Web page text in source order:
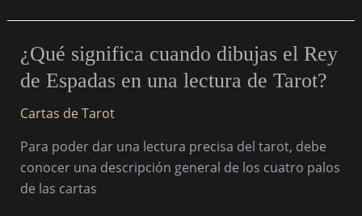
¿Qué significa cuando dibujas el Rey
de Espadas en una lectura de Tarot?
Cartas de Tarot
Para poder dar una lectura precisa del tarot, debe
conocer una descripción general de los cuatro palos
de las cartas
¿Qué
significa
cuando
dibujas
Rey
de
Espadas